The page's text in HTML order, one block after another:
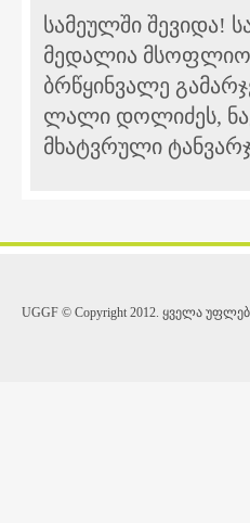
სამეულში შევიდა!
მედალია მსოფლიო
ბრწყინვალე
ლალი დოლიძეს,
მხატვრული
UGGF © Copyright 2012. ყველა